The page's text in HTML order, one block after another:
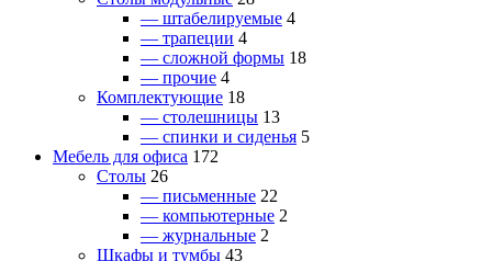
— штабелируемые 4
— трапеции 4
— сложной формы 18
— прочие 4
Комплектующие 18
— столешницы 13
— спинки и сиденья 5
Мебель для офиса 172
Столы 26
— письменные 22
— компьютерные 2
— журнальные 2
Шкафы и тумбы 43